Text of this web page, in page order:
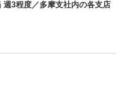
週3程度／多摩支社内の各支店